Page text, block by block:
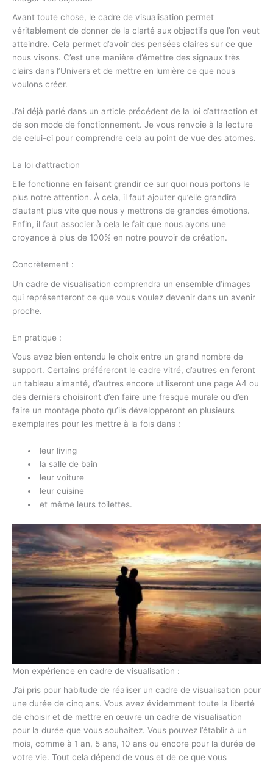
Avant toute chose, le cadre de visualisation permet
véritablement de donner de la clarté aux objectifs que l’on veut
atteindre. Cela permet d’avoir des pensées claires sur ce que
nous visons. C’est une manière d’émettre des signaux très
clairs dans l’Univers et de mettre en lumière ce que nous
voulons créer.
J’ai déjà parlé dans un article précédent de la loi d’attraction et
de son mode de fonctionnement. Je vous renvoie à la lecture
de celui-ci pour comprendre cela au point de vue des atomes.
La loi d’attraction
Elle fonctionne en faisant grandir ce sur quoi nous portons le
plus notre attention. À cela, il faut ajouter qu’elle grandira
d’autant plus vite que nous y mettrons de grandes émotions.
Enfin, il faut associer à cela le fait que nous ayons une
croyance à plus de 100% en notre pouvoir de création.
Concrètement :
Un cadre de visualisation comprendra un ensemble d’images
qui représenteront ce que vous voulez devenir dans un avenir
proche.
En pratique :
Vous avez bien entendu le choix entre un grand nombre de
support. Certains préféreront le cadre vitré, d’autres en feront
un tableau aimanté, d’autres encore utiliseront une page A4 ou
des derniers choisiront d’en faire une fresque murale ou d’en
faire un montage photo qu’ils développeront en plusieurs
exemplaires pour les mettre à la fois dans :
leur living
la salle de bain
leur voiture
leur cuisine
et même leurs toilettes.
Mon expérience en cadre de visualisation :
J’ai pris pour habitude de réaliser un cadre de visualisation pour
une durée de cinq ans. Vous avez évidemment toute la liberté
de choisir et de mettre en œuvre un cadre de visualisation
pour la durée que vous souhaitez. Vous pouvez l’établir à un
mois, comme à 1 an, 5 ans, 10 ans ou encore pour la durée de
votre vie. Tout cela dépend de vous et de ce que vous